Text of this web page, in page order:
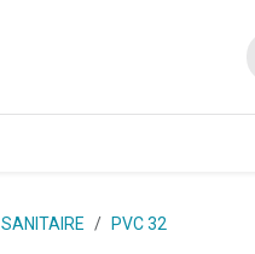
SANITAIRE PVC 32